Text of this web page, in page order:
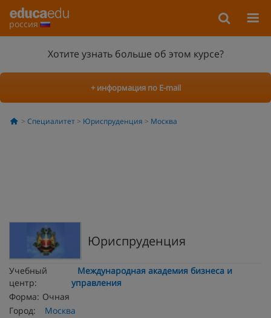
россия
Хотите узнать больше об этом курсе?
+ информация по E-mail
Специалитет Юриспруденция Москва
Юриспруденция
Учебный
центр:
Международная академия бизнеса и
управления
Форма: Очная
Город:
Москва